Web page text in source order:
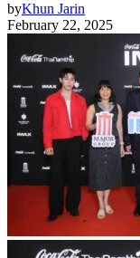
byKhun Jarin
February 22, 2025